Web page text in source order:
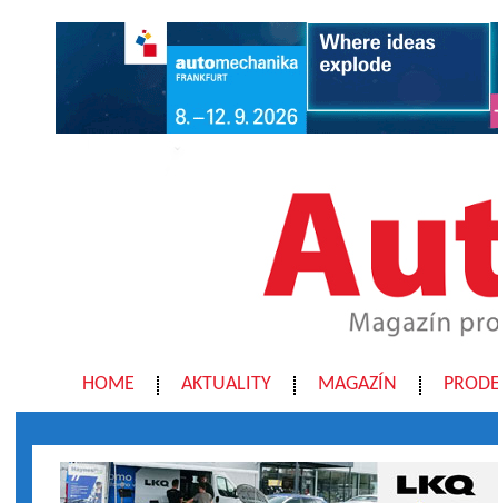
HOME AKTUALITY MAGAZÍN